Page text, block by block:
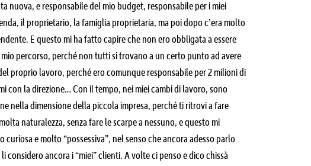
nuova, e responsabile del mio budget, responsabile per i miei
il proprietario, la famiglia proprietaria, ma poi dopo c’era molto
E questo mi ha fatto capire che non ero obbligata a essere
percorso, perché non tutti si trovano a un certo punto ad avere
proprio lavoro, perché ero comunque responsabile per 2 milioni di
con la direzione… Con il tempo, nei miei cambi di lavoro, sono
nella dimensione della piccola impresa, perché ti ritrovi a fare
naturalezza, senza fare le scarpe a nessuno, e questo mi
e molto “possessiva”, nel senso che ancora adesso parlo
considero ancora i “miei” clienti. A volte ci penso e dico chissà